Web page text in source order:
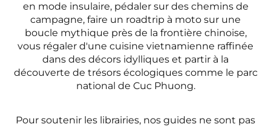
en mode insulaire, pédaler sur des chemins de
campagne, faire un roadtrip à moto sur une
boucle mythique près de la frontière chinoise,
vous régaler d'une cuisine vietnamienne raffinée
dans des décors idylliques et partir à la
découverte de trésors écologiques comme le parc
national de Cuc Phuong.
Pour soutenir les librairies, nos guides ne sont pas